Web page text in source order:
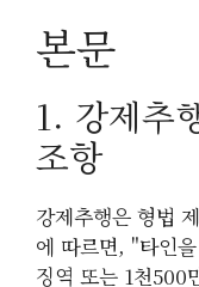
본문
1. 강제추
조항
강제추행은 형법
에 따르면, "타인
징역 또는 1천500